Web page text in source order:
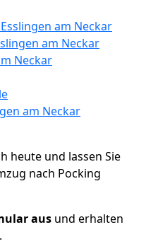
am Neckar
am Neckar
Neckar
am Neckar
heute und lassen Sie
nach Pocking
aus und erhalten